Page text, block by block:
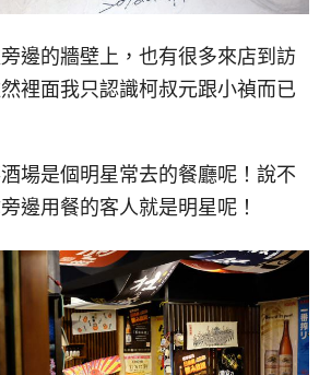
邊的牆壁上，也有很多來店到訪
裡面我只認識柯叔元跟小禎而已
場是個明星常去的餐廳呢！說不
邊用餐的客人就是明星呢！